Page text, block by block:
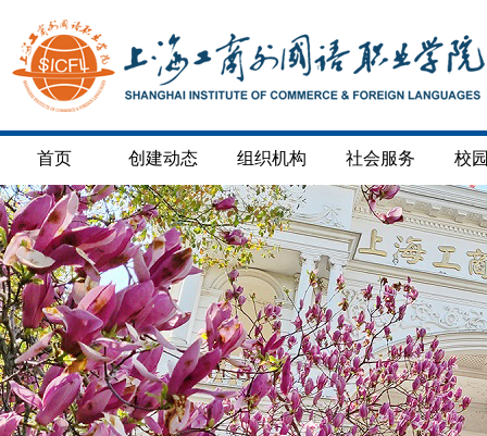
首页 创建动态 组织机构 社会服务 校